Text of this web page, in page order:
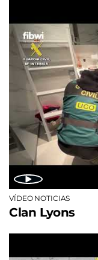
VÍDEO NOTICIAS
Clan Lyons